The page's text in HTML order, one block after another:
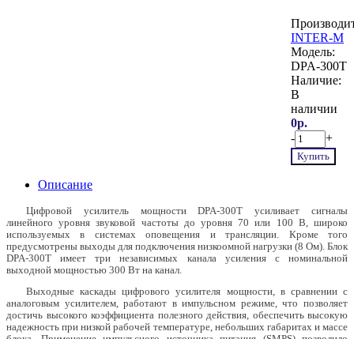
INTER-M
Модель:
DPA-300T
Наличие:
В
наличии
0р.
-
+
Купить
Описание
Цифровой усилитель мощности DPA-300T усиливает сигналы
линейного уровня звуковой частоты до уровня 70 или 100 В, широко
используемых в системах оповещения и трансляции. Кроме того
предусмотрены выходы для подключения низкоомной нагрузки (8 Ом). Блок
DPA-300T имеет три независимых канала усиления с номинальной
выходной мощностью 300 Вт на канал.
Выходные каскады цифрового усилителя мощности, в сравнении с
аналоговым усилителем, работают в импульсном режиме, что позволяет
достичь высокого коэффициента полезного действия, обеспечить высокую
надежность при низкой рабочей температуре, небольших габаритах и массе